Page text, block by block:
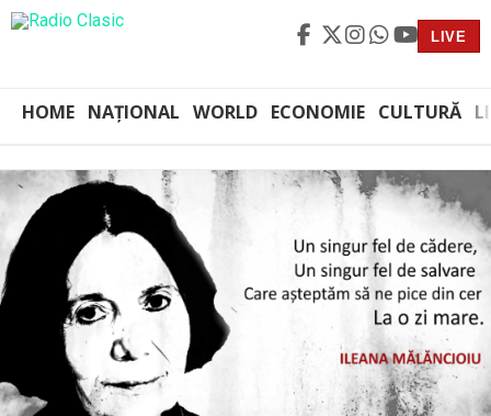
LIVE
HOME NAȚIONAL WORLD ECONOMIE CULTURĂ